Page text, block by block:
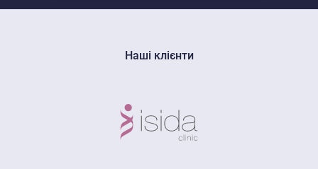
Наші клієнти